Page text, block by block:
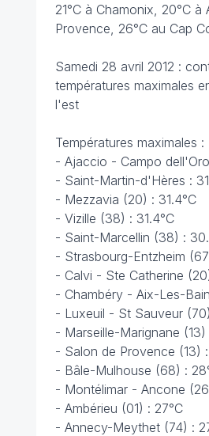
21°C à Chamonix, 20°C à
Provence, 26°C au Cap
Samedi 28 avril 2012 :
températures maximales
l'est
Températures maximales :
- Ajaccio - Campo
- Saint-Martin-d'Hères :
- Mezzavia (20) : 31.4°C
- Vizille (38) : 31.4°C
- Saint-Marcellin (38) :
- Strasbourg-Entzheim
- Calvi - Ste Catherine
- Chambéry - Aix-Les-
- Luxeuil - St Sauveur
- Marseille-Marignane (13)
- Salon de Provence (13)
- Bâle-Mulhouse (68) :
- Montélimar - Ancone
- Ambérieu (01) : 27°C
- Annecy-Meythet (74) :